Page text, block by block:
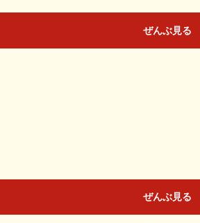
ぜんぶ見る
ぜんぶ見る